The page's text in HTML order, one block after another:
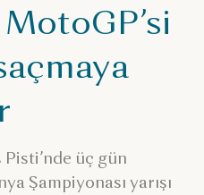
Pisti’nde üç gün
Şampiyonası yarışı